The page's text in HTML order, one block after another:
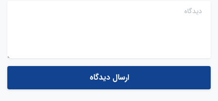
دیدگاه